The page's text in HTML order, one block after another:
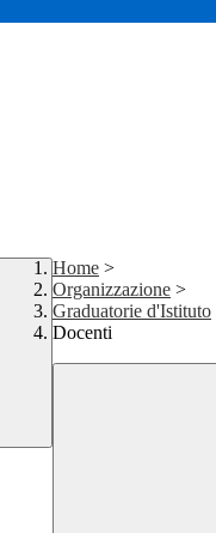
Home >
Organizzazione >
Graduatorie d'Istituto
Docenti